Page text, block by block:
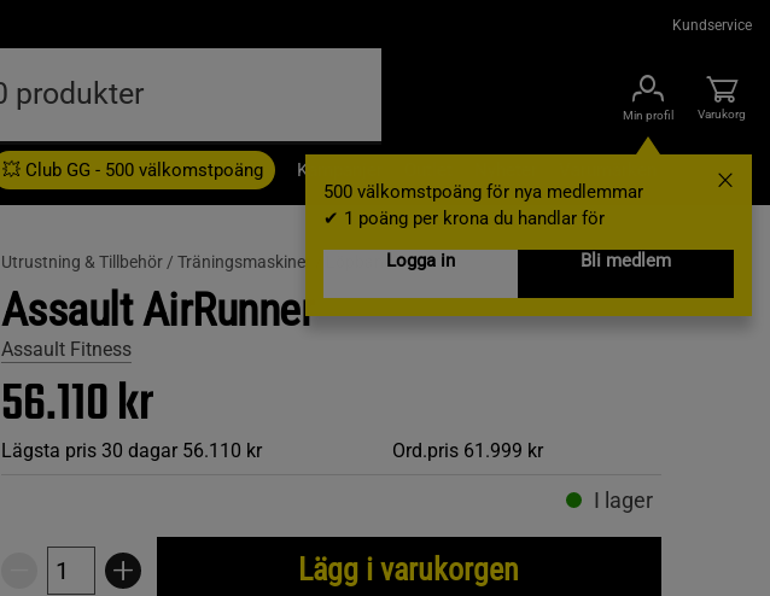
Kundservice
Min profil
500 välkomstpoäng för nya medlemmar
✔ 1 poäng per krona du handlar för
Logga in
Bli medlem
Varukorg
💥 Club GG - 500 välkomstpoäng Kampanjer
Utrustning & Tillbehör / Träningsmaskiner / Löpband
Assault AirRunner
Assault Fitness
56.110 kr
Lägsta pris 30 dagar 56.110 kr Ord.pris 61.999 kr
I lager
Lägg i varukorgen